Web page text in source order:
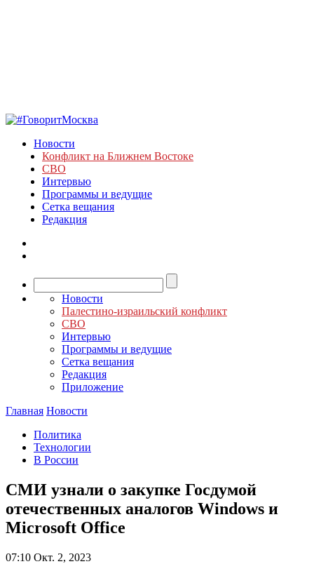
Новости
Конфликт на Ближнем Востоке
СВО
Интервью
Программы и ведущие
Сетка вещания
Редакция
Новости
Палестино-израильский конфликт
СВО
Интервью
Программы и ведущие
Сетка вещания
Редакция
Приложение
Главная Новости
Политика
Технологии
В России
СМИ узнали о закупке Госдумой
отечественных аналогов Windows и
Microsoft Office
07:10 Окт. 2, 2023